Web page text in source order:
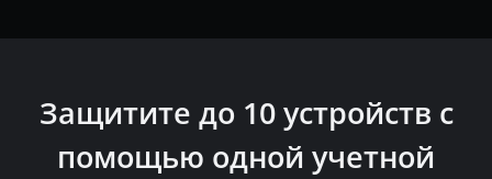
Защитите до 10 устройств с
помощью одной учетной